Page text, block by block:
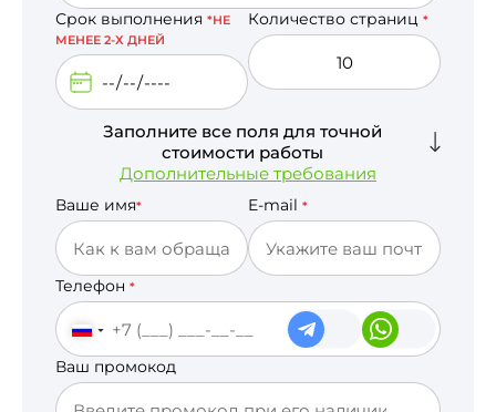
Срок выполнения *НЕ
МЕНЕЕ 2-Х ДНЕЙ
Количество страниц *
Заполните все поля для точной
стоимости работы
Дополнительные требования
Ваше имя* E-mail *
Телефон *
Ваш промокод